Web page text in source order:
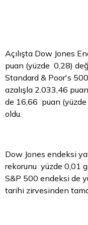
Açılışta Dow Jones
puan (yüzde 0,28)
Standard & Poor's
azalışla 2.033,46
de 16,66 puan
oldu.
Dow Jones endeksi
rekorunu yüzde 0,01
S&P 500 endeksi de
tarihi zirvesinden